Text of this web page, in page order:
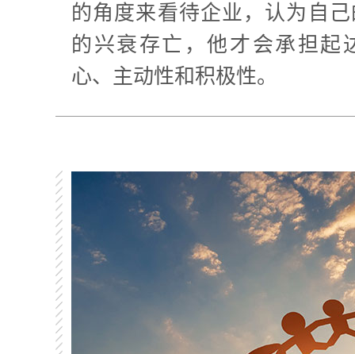
的角度来看待企业，认为自
的兴衰存亡，他才会承担起
心、主动性和积极性。